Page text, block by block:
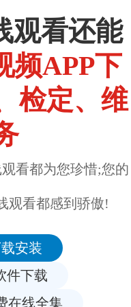
观看还能
频APP下
检定、维
看都为您珍惜;您的
观看都感到骄傲!
安装
件下载
在线全集